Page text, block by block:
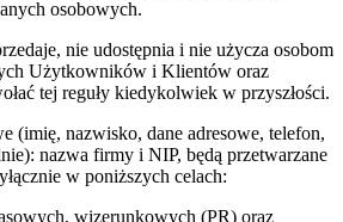
osobowych.
nie udostępnia i nie użycza osobom
Użytkowników i Klientów oraz
tej reguły kiedykolwiek w przyszłości.
(imię, nazwisko, dane adresowe, telefon,
nazwa firmy i NIP, będą przetwarzane
w poniższych celach:
wizerunkowych (PR) oraz